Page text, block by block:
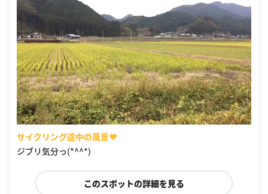
サイクリング途中の風景❤️
ジブリ気分っ(*^^*)
このスポットの詳細を見る